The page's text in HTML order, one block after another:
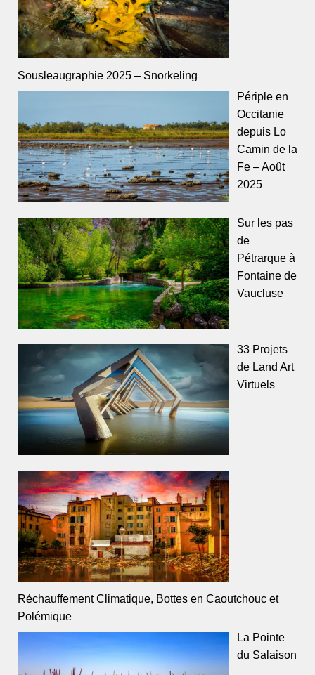
Sousleaugraphie 2025 – Snorkeling
Périple en
Occitanie
depuis Lo
Camin de la
Fe – Août
2025
Sur les pas
de
Pétrarque à
Fontaine de
Vaucluse
33 Projets
de Land Art
Virtuels
Réchauffement Climatique, Bottes en Caoutchouc et
Polémique
La Pointe
du Salaison